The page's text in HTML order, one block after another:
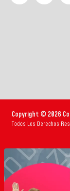
Copyright © 2026
Todos Los Derechos